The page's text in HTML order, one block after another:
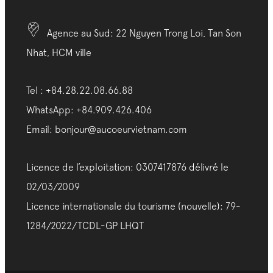
Agence au Sud: 22 Nguyen Trong Loi, Tan Son
Nhat, HCM ville
Tel : +84.28.22.08.66.88
WhatsApp: +84.909.426.406
Email: bonjour@aucoeurvietnam.com
Licence de l’exploitation: 0307417876 délivré le
02/03/2009
Licence internationale du tourisme (nouvelle): 79-
1284/2022/TCDL-GP LHQT